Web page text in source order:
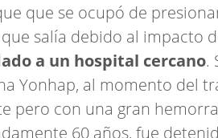
que se ocupó de
salía debido al impacto
a un hospital cercano.
Yonhap, al momento del
pero con una gran
60 años, fue